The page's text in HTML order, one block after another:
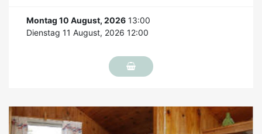
Montag 10 August, 2026 13:00
Dienstag 11 August, 2026 12:00